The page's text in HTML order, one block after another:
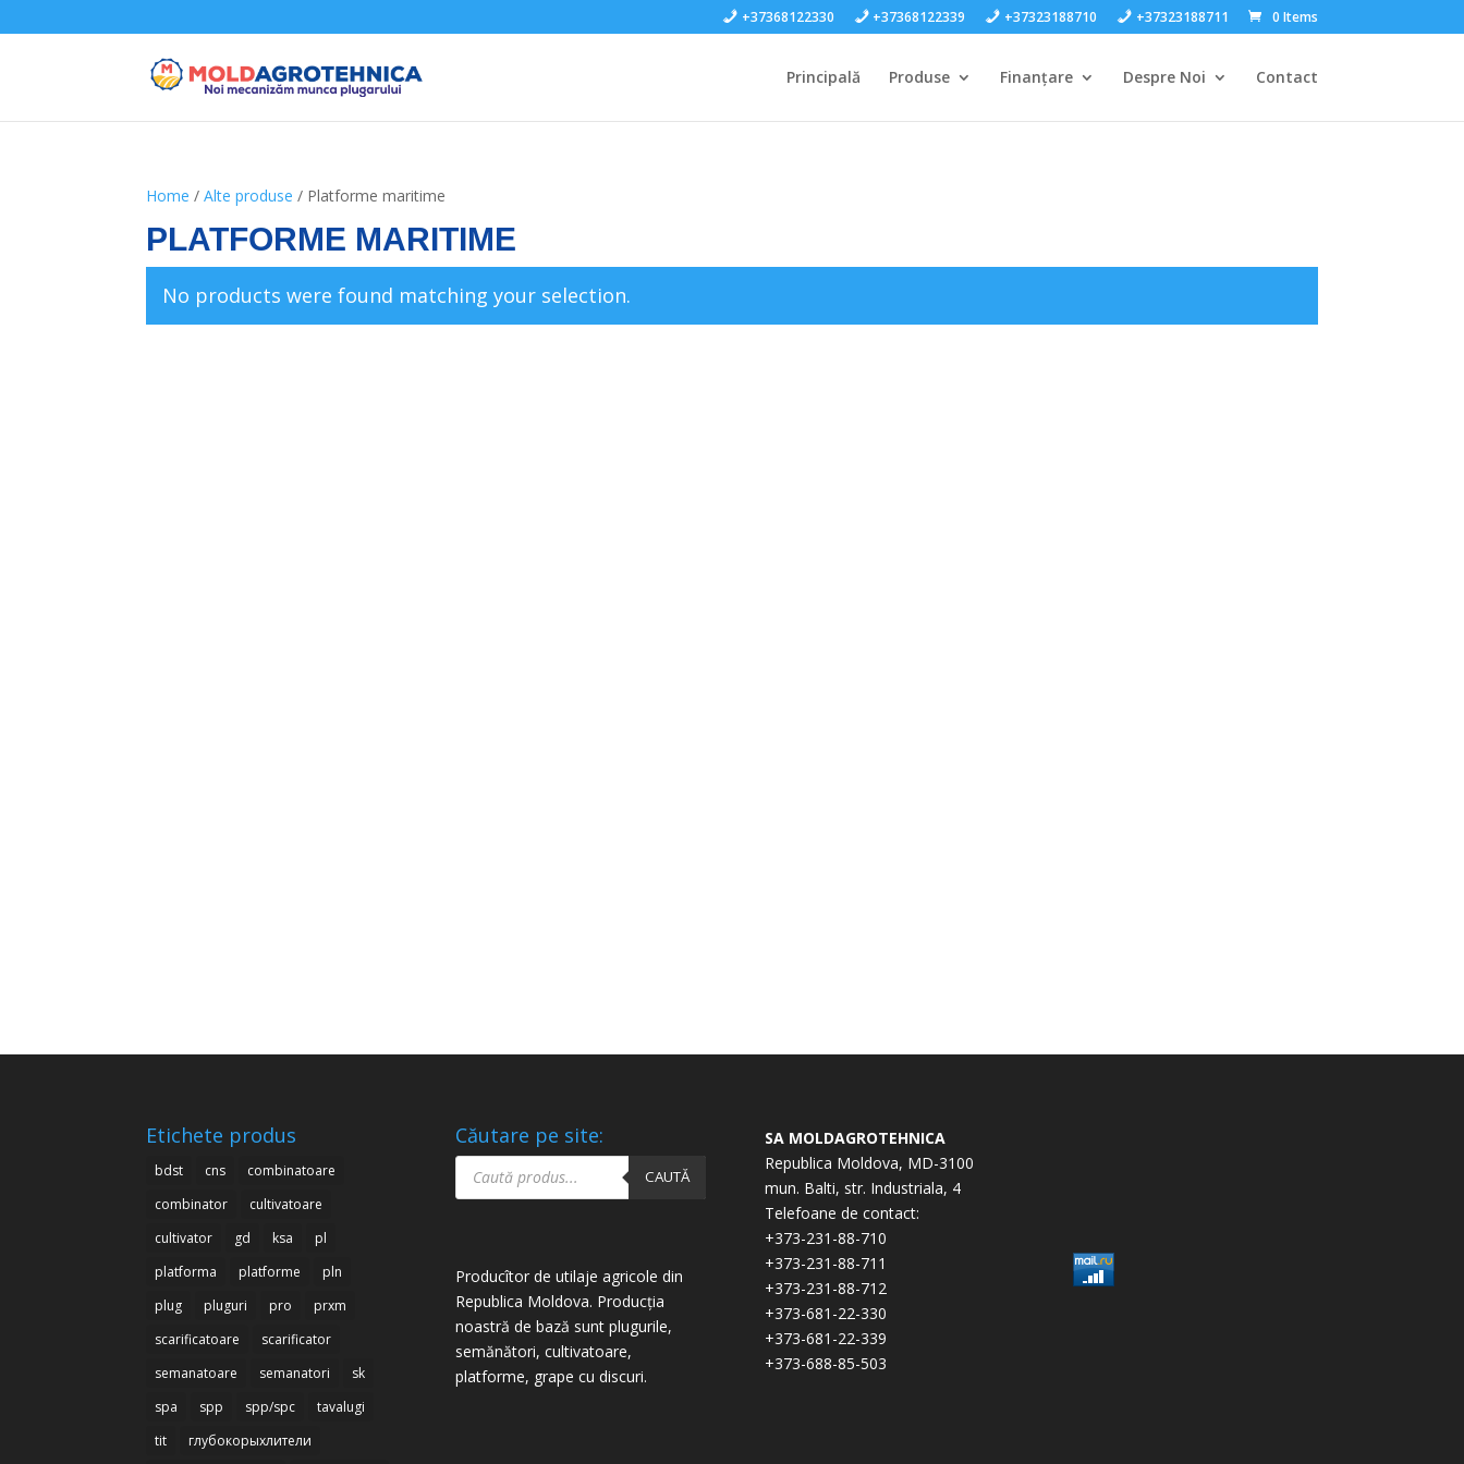
+37368122330 +37368122339 +37323188710 +37323188711 0 Items
Principală Produse Finanțare Despre Noi Contact
Home /Alte produse / Platforme maritime
PLATFORME MARITIME
No products were found matching your selection.
Etichete produs
bdst cns
combinatoare
combinator
cultivatoare
cultivator
gd ksa
pl
platforma
platforme
pln
plug
pluguri pro
prxm
scarificatoare
scarificator
semanatoare
semanatori
sk
spa
spp spp/spc
tavalugi
tit
глубокорыхлители
Căutare pe site:
Products
search CAUTĂ
Producîtor de utilaje agricole din
Republica Moldova. Producția
noastră de bază sunt plugurile,
semănători, cultivatoare,
platforme, grape cu discuri.
SA MOLDAGROTEHNICA
Republica Moldova, MD-3100
mun. Balti, str. Industriala, 4
Telefoane de contact:
+373-231-88-710
+373-231-88-711
+373-231-88-712
+373-681-22-330
+373-681-22-339
+373-688-85-503